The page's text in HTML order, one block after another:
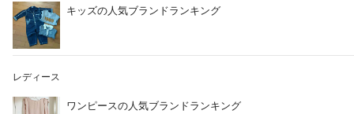
キッズの人気ブランドランキング
レディース
ワンピースの人気ブランドランキング